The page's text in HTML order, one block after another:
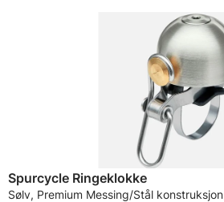
Spurcycle Ringeklokke
Sølv, Premium Messing/Stål konstruksjon